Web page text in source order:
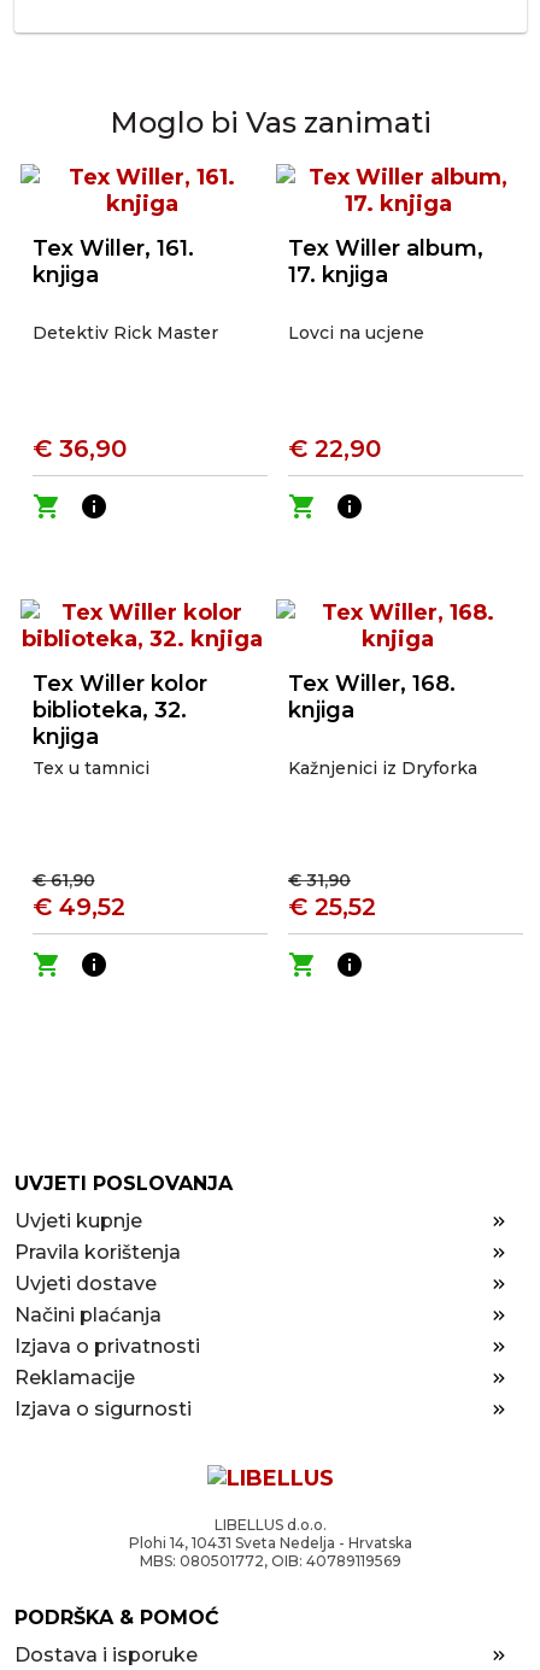
Moglo bi Vas zanimati
Tex Willer, 161.
knjiga
Detektiv Rick Master
€ 36,90
shopping_cart
info
Tex Willer album,
17. knjiga
Lovci na ucjene
€ 22,90
shopping_cart
info
Tex Willer kolor
biblioteka, 32.
knjiga
Tex u tamnici
€ 61,90
€ 49,52
shopping_cart
info
Tex Willer, 168.
knjiga
Kažnjenici iz Dryforka
€ 31,90
€ 25,52
shopping_cart
info
UVJETI POSLOVANJA
Uvjeti kupnje
Pravila korištenja
Uvjeti dostave
Načini plaćanja
Izjava o privatnosti
Reklamacije
Izjava o sigurnosti
LIBELLUS d.o.o.
Plohi 14, 10431 Sveta Nedelja - Hrvatska
MBS: 080501772, OIB: 40789119569
PODRŠKA & POMOĆ
Dostava i isporuke